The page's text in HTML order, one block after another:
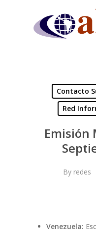
Contacto
Red
Emisión
By redes
Venezuela: